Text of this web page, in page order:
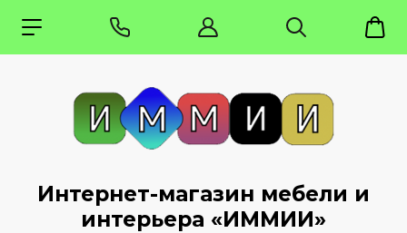
Интернет-магазин мебели и
интерьера «ИММИИ»